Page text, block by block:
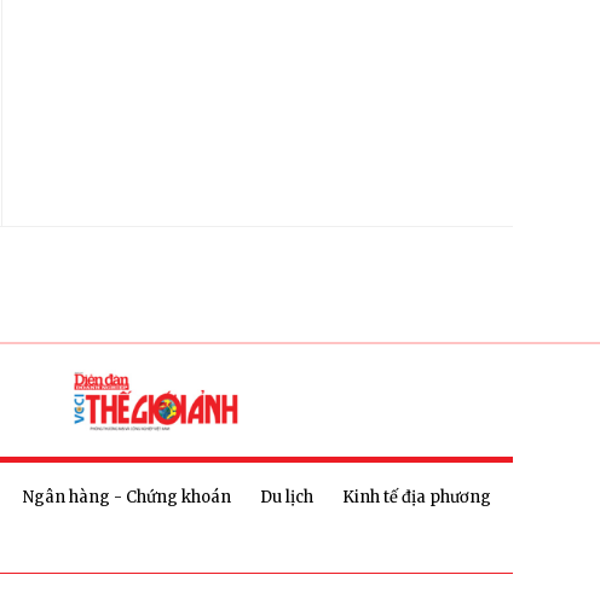
Ngân hàng - Chứng khoán Du lịch
Kinh tế địa phương